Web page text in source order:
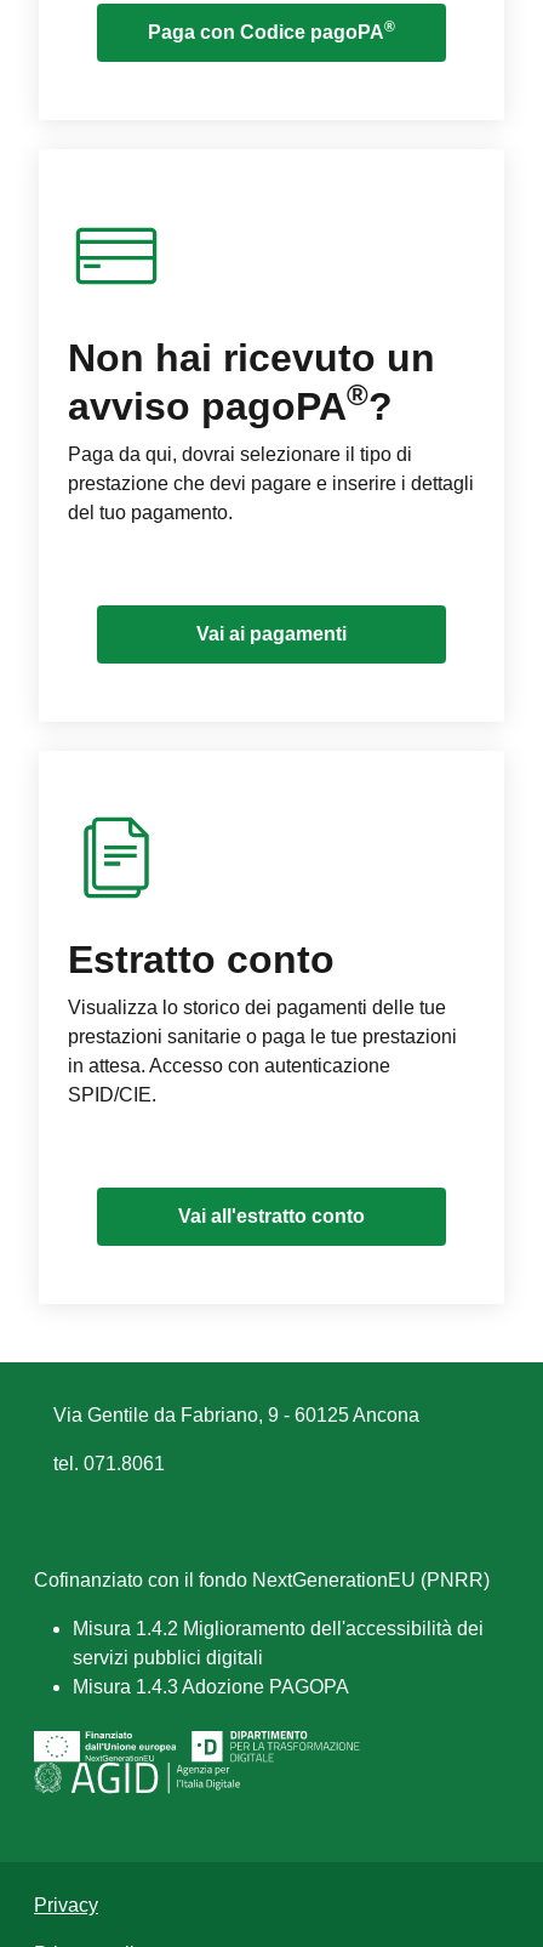
Paga con Codice pagoPA®
Non hai ricevuto un
avviso pagoPA®?
Paga da qui, dovrai selezionare il tipo di
prestazione che devi pagare e inserire i dettagli
del tuo pagamento.
Vai ai pagamenti
Estratto conto
Visualizza lo storico dei pagamenti delle tue
prestazioni sanitarie o paga le tue prestazioni
in attesa. Accesso con autenticazione
SPID/CIE.
Vai all'estratto conto
Via Gentile da Fabriano, 9 - 60125 Ancona
tel. 071.8061
Cofinanziato con il fondo NextGenerationEU (PNRR)
Misura 1.4.2 Miglioramento dell'accessibilità dei
servizi pubblici digitali
Misura 1.4.3 Adozione PAGOPA
Privacy